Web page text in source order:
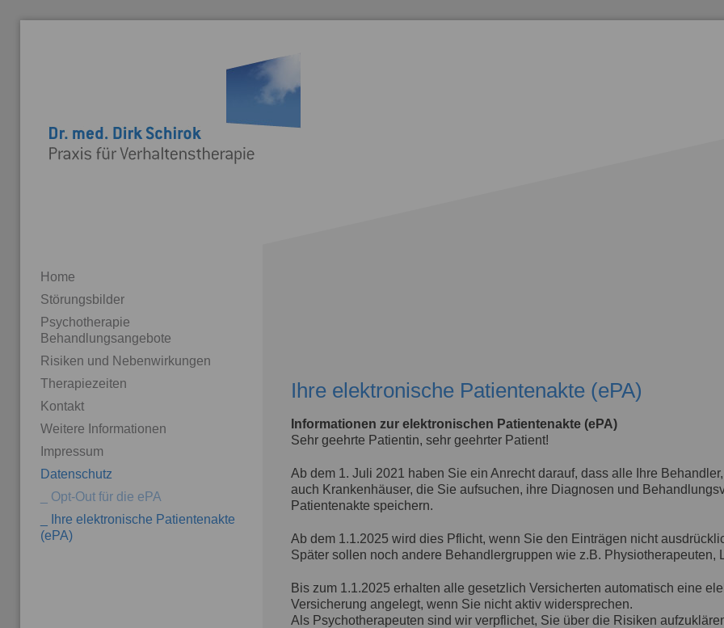
Home
Störungsbilder
Psychotherapie
Behandlungsangebote
Risiken und Nebenwirkungen
Therapiezeiten
Kontakt
Weitere Informationen
Impressum
Datenschutz
Opt-Out für die ePA
Ihre elektronische Patientenakte
(ePA)
Ihre elektronische Patientenakte (ePA)
Informationen zur elektronischen Patientenakte (ePA)
Sehr geehrte Patientin, sehr geehrter Patient!
Ab dem 1. Juli 2021 haben Sie ein Anrecht darauf, dass alle Ihre
auch Krankenhäuser, die Sie aufsuchen, ihre Diagnosen und
Patientenakte speichern.
Ab dem 1.1.2025 wird dies Pflicht, wenn Sie den Einträgen nicht
Später sollen noch andere Behandlergruppen wie z.B. Physiotherapeuten,
Bis zum 1.1.2025 erhalten alle gesetzlich Versicherten automatisch eine
Versicherung angelegt, wenn Sie nicht aktiv widersprechen.
Als Psychotherapeuten sind wir verpflichet, Sie über die Risiken